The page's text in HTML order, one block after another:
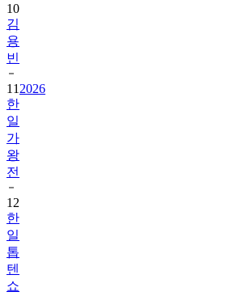
10
김
용
빈
11 2026
한
일
가
왕
전
12
한
일
톱
텐
쇼